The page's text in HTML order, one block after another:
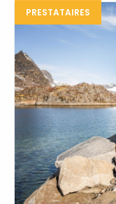
PRESTATAIRES